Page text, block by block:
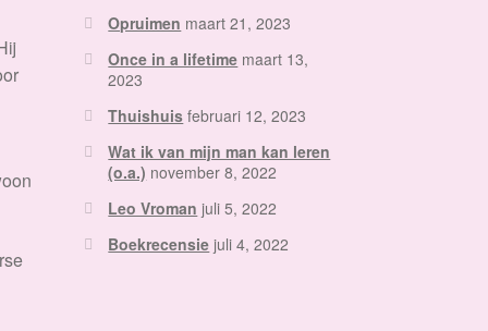
Opruimen maart 21, 2023
Once in a lifetime maart 13,
2023
Thuishuis februari 12, 2023
Wat ik van mijn man kan leren
(o.a.) november 8, 2022
Leo Vroman juli 5, 2022
Boekrecensie juli 4, 2022